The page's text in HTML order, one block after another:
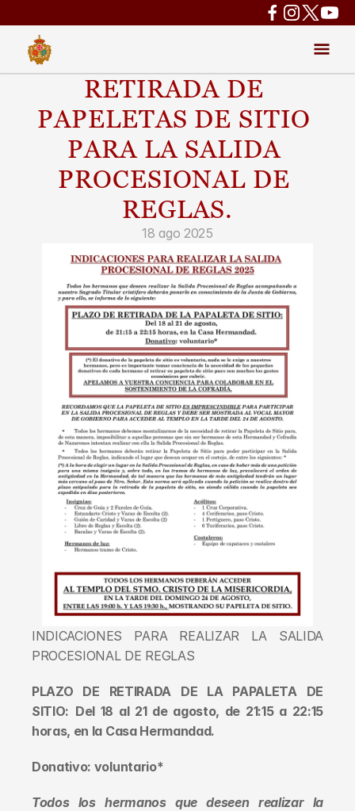
RETIRADA DE
PAPELETAS DE SITIO
PARA LA SALIDA
PROCESIONAL DE
REGLAS.
18 ago 2025
INDICACIONES PARA REALIZAR LA SALIDA
PROCESIONAL DE REGLAS
PLAZO DE RETIRADA DE LA PAPALETA DE
SITIO: Del 18 al 21 de agosto, de 21:15 a 22:15
horas, en la Casa Hermandad.
Donativo: voluntario*
Todos los hermanos que deseen realizar la